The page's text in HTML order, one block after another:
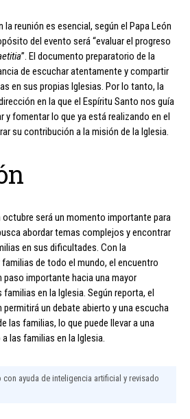
la reunión es esencial, según el Papa León
del evento será “evaluar el progreso
”. El documento preparatorio de la
de escuchar atentamente y compartir
en sus propias Iglesias. Por lo tanto, la
en la que el Espíritu Santo nos guía
y fomentar lo que ya está realizando en el
su contribución a la misión de la Iglesia.
octubre será un momento importante para
abordar temas complejos y encontrar
en sus dificultades. Con la
de todo el mundo, el encuentro
paso importante hacia una mayor
en la Iglesia. Según reporta, el
un debate abierto y una escucha
las familias, lo que puede llevar a una
las familias en la Iglesia.
con ayuda de inteligencia artificial y revisado